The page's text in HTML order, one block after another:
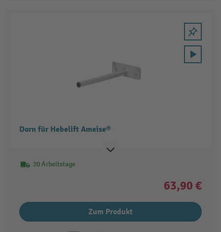
Dorn für Hebelift Ameise®
20 Arbeitstage
63,90 €
Zum Produkt